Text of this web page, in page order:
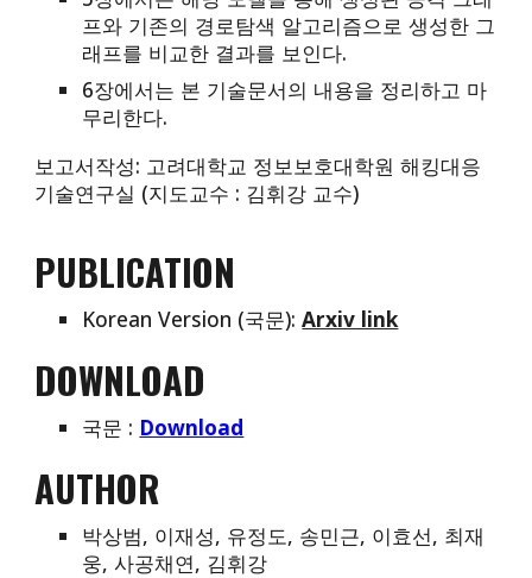
프와 기존의 경로탐색 알고리즘으로 생성한 그
래프를 비교한 결과를 보인다.
6장에서는 본 기술문서의 내용을 정리하고 마
무리한다.
보고서작성: 고려대학교 정보보호대학원 해킹대응
기술연구실 (지도교수 : 김휘강 교수)
PUBLICATION
Korean Version (국문):Arxiv link
DOWNLOAD
국문 : Download
AUTHOR
박상범, 이재성, 유정도, 송민근, 이효선, 최재
웅, 사공채연, 김휘강